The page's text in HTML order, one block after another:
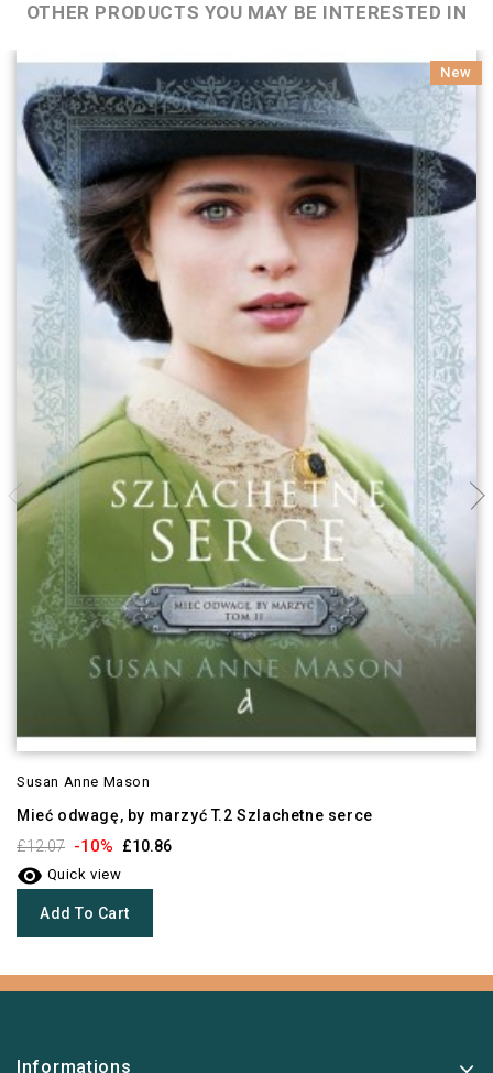
OTHER PRODUCTS YOU MAY BE INTERESTED IN
New
Susan Anne Mason
Mieć odwagę, by marzyć T.2 Szlachetne serce
£12.07 -10% £10.86
 Quick view
Add To Cart
Informations